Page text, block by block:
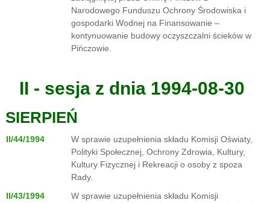
Narodowego Funduszu Ochrony Środowiska i
gospodarki Wodnej na Finansowanie –
kontynuowanie budowy oczyszczalni ścieków w
Pińczowie.
II - sesja z dnia 1994-08-30
SIERPIEŃ
II/44/1994
W sprawie uzupełnienia składu Komisji Oświaty,
Polityki Społecznej, Ochrony Zdrowia, Kultury,
Kultury Fizycznej i Rekreacji o osoby z spoza
Rady.
II/43/1994
W sprawie uzupełnienia składu Komisji